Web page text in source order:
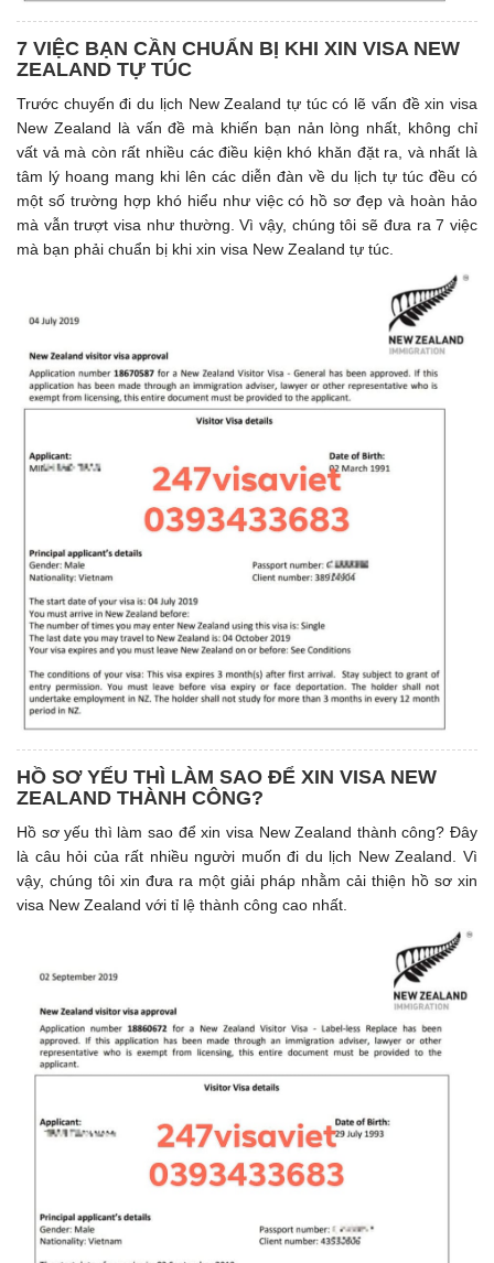
7 VIỆC BẠN CẦN CHUẨN BỊ KHI XIN VISA NEW
ZEALAND TỰ TÚC
Trước chuyến đi du lịch New Zealand tự túc có lẽ vấn đề xin visa
New Zealand là vấn đề mà khiến bạn nản lòng nhất, không chỉ
vất vả mà còn rất nhiều các điều kiện khó khăn đặt ra, và nhất là
tâm lý hoang mang khi lên các diễn đàn về du lịch tự túc đều có
một số trường hợp khó hiểu như việc có hồ sơ đẹp và hoàn hảo
mà vẫn trượt visa như thường. Vì vậy, chúng tôi sẽ đưa ra 7 việc
mà bạn phải chuẩn bị khi xin visa New Zealand tự túc.
HỒ SƠ YẾU THÌ LÀM SAO ĐỂ XIN VISA NEW
ZEALAND THÀNH CÔNG?
Hồ sơ yếu thì làm sao để xin visa New Zealand thành công? Đây
là câu hỏi của rất nhiều người muốn đi du lịch New Zealand. Vì
vậy, chúng tôi xin đưa ra một giải pháp nhằm cải thiện hồ sơ xin
visa New Zealand với tỉ lệ thành công cao nhất.